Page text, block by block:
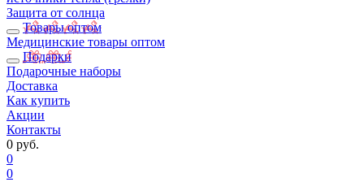
Защита от солнца
Товары оптом
Медицинские товары оптом
Подарки
Подарочные наборы
Доставка
Как купить
Акции
Контакты
0 руб.
0
0